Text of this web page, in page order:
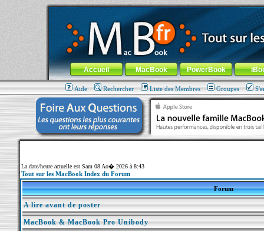
MacBook-fr.com : 100% Apple... 100% nomade !
Aller au contenu-Aller au menu général-Aller au menu de
Menu général
Accueil MacBook PowerBook
Aide Rechercher Liste des Membres Groupes
La date/heure actuelle est Sam 08 Ao� 2026 à 8:43
Tout sur les MacBook Index du Forum
Forum
A lire avant de poster
MacBook & MacBook Pro Unibody